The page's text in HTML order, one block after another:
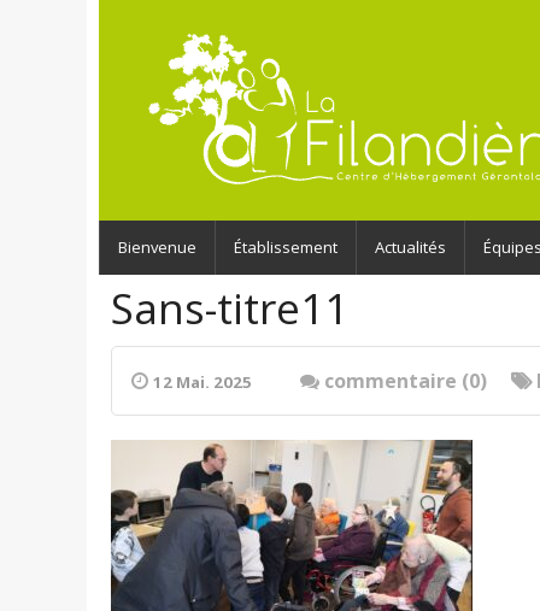
Bienvenue Établissement Actualités Équipes
Sans-titre11
12 Mai. 2025 commentaire (0)